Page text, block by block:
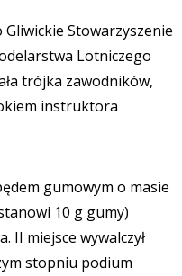
Stowarzyszenie
Lotniczego
trójka zawodników,
instruktora
gumowym o masie
10 g gumy)
II miejsce wywalczył
stopniu podium